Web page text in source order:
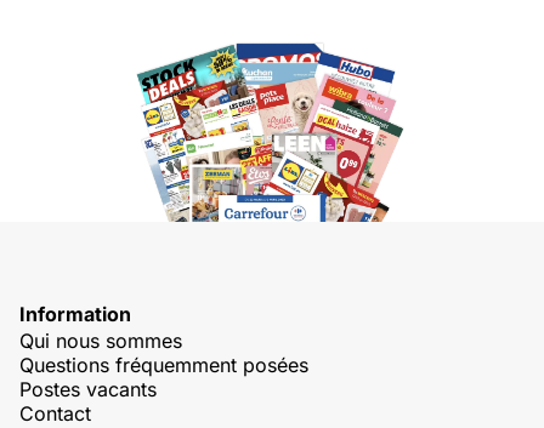
Information
Qui nous sommes
Questions fréquemment posées
Postes vacants
Contact